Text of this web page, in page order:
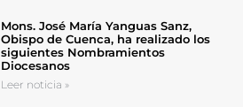
Mons. José María Yanguas Sanz,
Obispo de Cuenca, ha realizado los
siguientes Nombramientos
Diocesanos
Leer noticia »